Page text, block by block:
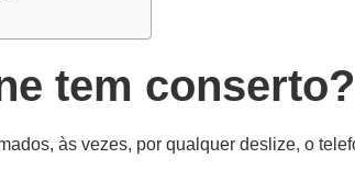
tem conserto?
às vezes, por qualquer deslize, o